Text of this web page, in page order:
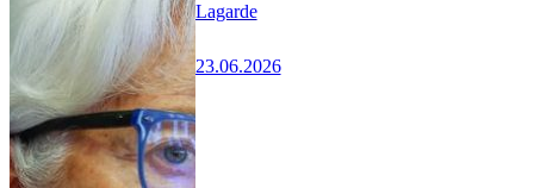
Lagarde
23.06.2026